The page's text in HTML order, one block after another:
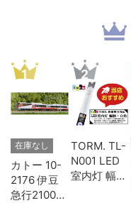
1
在庫なし
カトー 10-
2176 伊豆
急行2100系
2
TORM. TL-
N001 LED
室内灯 幅狭